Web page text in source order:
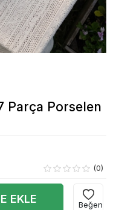
Parça Porselen
(0)
EKLE Beğen